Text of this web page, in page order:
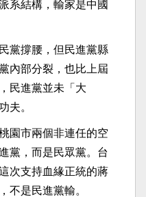
系結構，輸家是中國
黨撐腰，但民進黨縣
內部分裂，也比上屆
民進黨並未「大
夫。
園市兩個非連任的空
黨，而是民眾黨。台
次支持血緣正統的蔣
不是民進黨輸。